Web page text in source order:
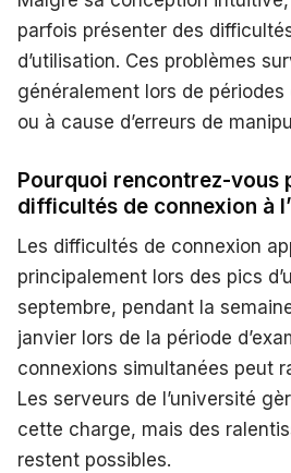
parfois présenter des
d’utilisation. Ces problèmes
généralement lors de
ou à cause d’erreurs de
Pourquoi rencontrez-vous
difficultés de connexion à
Les difficultés de connexion
principalement lors des pics
septembre, pendant la
janvier lors de la période
connexions simultanées peut
Les serveurs de l’université
cette charge, mais des
restent possibles.